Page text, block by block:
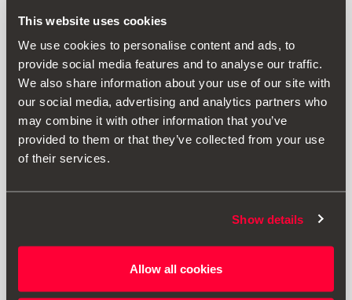
This website uses cookies
We use cookies to personalise content and ads, to
provide social media features and to analyse our traffic.
We also share information about your use of our site with
our social media, advertising and analytics partners who
may combine it with other information that you’ve
provided to them or that they’ve collected from your use
of their services.
Show details
Allow all cookies
Proizvod
Najposebniji član obitelji zaslužuje dobro opremljen
navlaka vrhunske kvalitete u potpunosti pokriva tepih i
bočne strane prtljažnika te na taj način sprječava
praktične džepove za remenje i drugu dodatnu opremu.
Dimenzije: 156 x 119.